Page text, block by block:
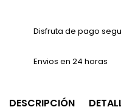
Disfruta de pago
Envios en 24 horas
DESCRIPCIÓN